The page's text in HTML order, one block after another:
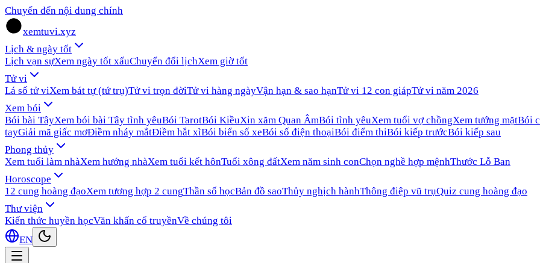
Chuyển đến nội dung chính
xemtuvi.xyz
Lịch & ngày tốt
Lịch vạn sựXem ngày tốt xấuChuyển đổi lịchXem giờ tốt
Tử vi
Lá số tử viXem bát tự (tứ trụ)Tử vi trọn đờiTử vi hàng ngàyVận hạn & sao hạnTử vi 12 con giápTử vi năm 2026
Xem bói
Bói bài TâyXem bói bài Tây tình yêuBói TarotBói KiềuXin xăm Quan ÂmBói tình yêuXem tuổi vợ chồngXem tướng mặtBói
tayGiải mã giấc mơĐiềm nháy mắtĐiềm hắt xìBói biển số xeBói số điện thoạiBói điểm thiBói kiếp trướcBói kiếp sau
Phong thủy
Xem tuổi làm nhàXem hướng nhàXem tuổi kết hônTuổi xông đấtXem năm sinh conChọn nghề hợp mệnhThước Lỗ Ban
Horoscope
12 cung hoàng đạoXem tương hợp 2 cungThần số họcBản đồ saoThủy nghịch hànhThông điệp vũ trụQuiz cung hoàng đạo
Thư viện
Kiến thức huyền họcVăn khấn cổ truyềnVề chúng tôi
EN